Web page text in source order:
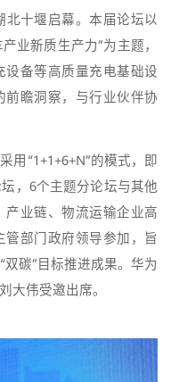
北十堰启幕。本届论坛以
业新质生产力”为主题，
备等高质量充电基础设
瞻洞察，与行业伙伴协
用“1+1+6+N”的模式，即
，6个主题分论坛与其他
业链、物流运输企业高
部门政府领导参加，旨
碳”目标推进成果。华为
大伟受邀出席。